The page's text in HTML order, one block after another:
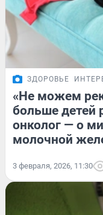
ЗДОРОВЬЕ
«Не можем
больше детей
онколог — о
молочной
3 февраля, 2026, 11:30